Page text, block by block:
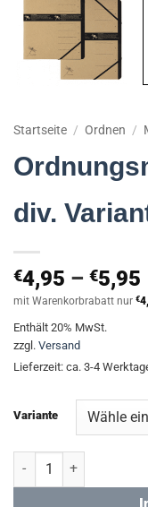
Startseite / Ordnen /
div.
€4,95 – €5,95
mit Warenkorbrabatt nur €
Enthält 20% MwSt.
zzgl. Versand
Lieferzeit: ca. 3-4
Variante
Ordnungsmappe A4